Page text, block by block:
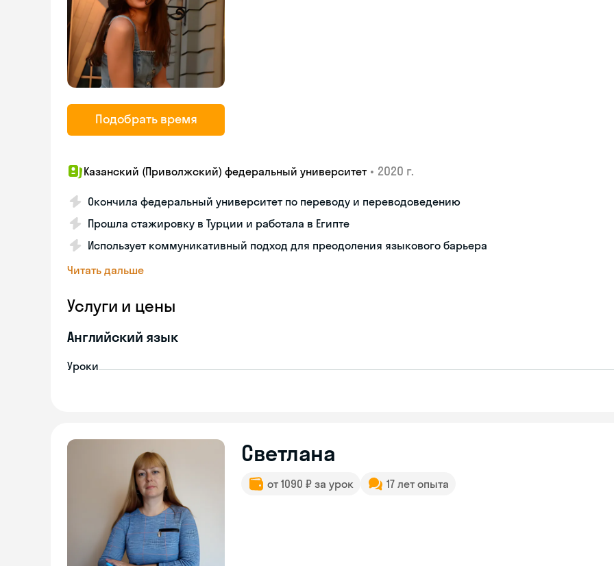
Подобрать время
Казанский (Приволжский) федеральный университет • 2020 г.
Окончила федеральный университет по переводу и переводоведению
Прошла стажировку в Турции и работала в Египте
Использует коммуникативный подход для преодоления языкового барьера
Читать дальше
Услуги и цены
Английский язык
Уроки
Светлана
от 1090 ₽ за урок 17 лет опыта